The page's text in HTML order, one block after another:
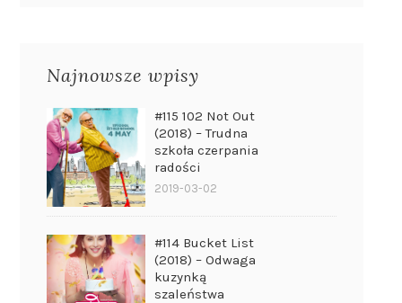
Najnowsze wpisy
#115 102 Not Out
(2018) – Trudna
szkoła czerpania
radości
2019-03-02
#114 Bucket List
(2018) – Odwaga
kuzynką
szaleństwa